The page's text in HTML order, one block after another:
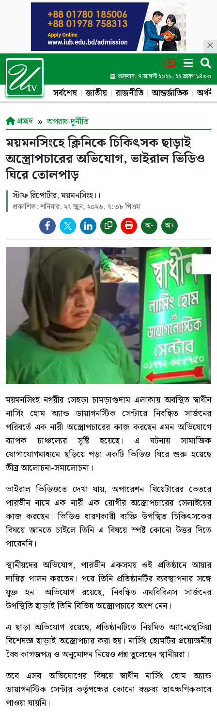
শুক্রবার, ৭ আগস্ট ২০২৬, ২২ শ্রাবণ ১৪৩৩
সর্বশেষ জাতীয় রাজনীতি আন্তর্জাতিক
প্রচ্ছদ অপরাধ-দুর্নীতি
ময়মনসিংহে ক্লিনিকে চিকিৎসক ছাড়াই
অস্ত্রোপচারের অভিযোগ, ভাইরাল ভিডিও
ঘিরে তোলপাড়
স্টাফ রিপোর্টার, ময়মনসিংহ।।
প্রকাশিত: শনিবার, ২৭ জুন, ২০২৬, ৭:৩৮ পিএম
অ- অ+
ময়মনসিংহ নগরীর সেহড়া চামড়াগুদাম এলাকায় অবস্থিত স্বাধীন
নার্সিং হোম অ্যান্ড ডায়াগনস্টিক সেন্টারে নিবন্ধিত সার্জনের
পরিবর্তে এক নারী অস্ত্রোপচারের কাজ করছেন এমন অভিযোগে
ব্যাপক চাঞ্চল্যের সৃষ্টি হয়েছে। এ ঘটনায় সামাজিক
যোগাযোগমাধ্যমে ছড়িয়ে পড়া একটি ভিডিও ঘিরে শুরু হয়েছে
তীব্র আলোচনা-সমালোচনা।
ভাইরাল ভিডিওতে দেখা যায়, অপারেশন থিয়েটারের ভেতরে
পারভীন নামে এক নারী এক রোগীর অস্ত্রোপচারের সেলাইয়ের
কাজ করছেন। ভিডিও ধারণকারী ব্যক্তি উপস্থিত চিকিৎসকের
বিষয়ে জানতে চাইলে তিনি এ বিষয়ে স্পষ্ট কোনো উত্তর দিতে
পারেননি।
স্থানীয়দের অভিযোগ, পারভীন একসময় ওই প্রতিষ্ঠানে আয়ার
দায়িত্ব পালন করতেন। পরে তিনি প্রতিষ্ঠানটির ব্যবস্থাপনার সঙ্গে
যুক্ত হন। অভিযোগ রয়েছে, নিবন্ধিত এমবিবিএস সার্জনের
উপস্থিতি ছাড়াই তিনি বিভিন্ন অস্ত্রোপচারে অংশ নেন।
এ ছাড়া অভিযোগ রয়েছে, প্রতিষ্ঠানটিতে নিয়মিত অ্যানেস্থেসিয়া
বিশেষজ্ঞ ছাড়াই অস্ত্রোপচার করা হয়। নার্সিং হোমটির প্রয়োজনীয়
বৈধ কাগজপত্র ও অনুমোদন নিয়েও প্রশ্ন তুলেছেন স্থানীয়রা।
তবে এসব অভিযোগের বিষয়ে স্বাধীন নার্সিং হোম অ্যান্ড
ডায়াগনস্টিক সেন্টার কর্তৃপক্ষের কোনো বক্তব্য তাৎক্ষণিকভাবে
পাওয়া যায়নি।